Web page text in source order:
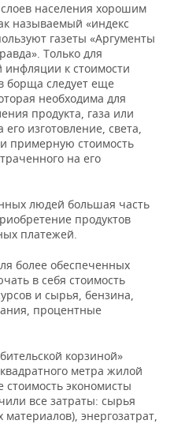
населения хорошим
называемый «индекс
газеты «Аргументы
Только для
к стоимости
борща следует еще
необходима для
продукта, газа или
изготовление, света,
примерную стоимость
на его
людей большая часть
продуктов
платежей.
более обеспеченных
в себя стоимость
и сырья, бензина,
процентные
корзиной»
метра жилой
стоимость экономисты
все затраты: сырья
материалов), энергозатрат,